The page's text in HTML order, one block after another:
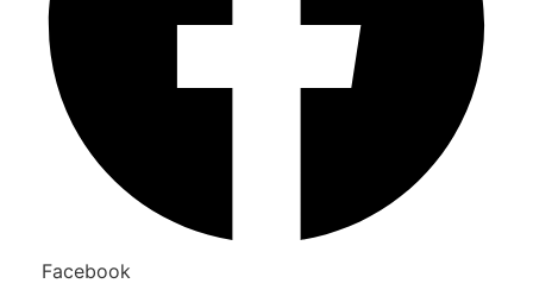
Facebook